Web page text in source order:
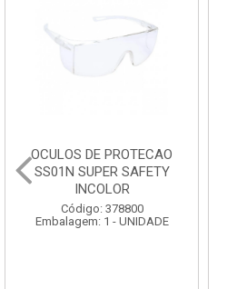
OCULOS DE PROTECAO
SS01N SUPER SAFETY
INCOLOR
Código: 378800
Embalagem: 1 - UNIDADE